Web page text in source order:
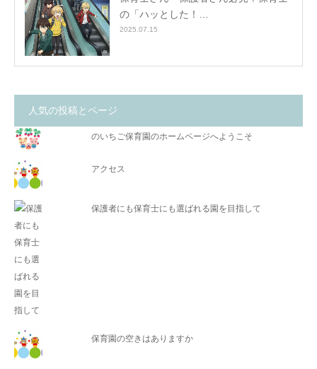
の「ハッとした！…
2025.07.15
人気の投稿とページ
のいちご保育園のホームページへようこそ
アクセス
保護者にも保育士にも選ばれる園を目指して
保育園の空きはありますか